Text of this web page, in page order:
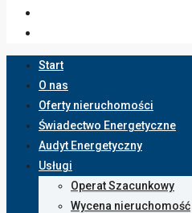
Start
O nas
Oferty nieruchomości
Świadectwo Energetyczne
Audyt Energetyczny
Usługi
Operat Szacunkowy
Wycena nieruchomość